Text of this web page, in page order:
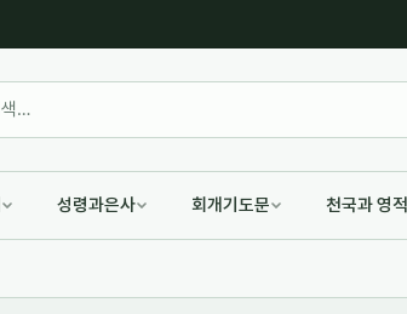
성령과은사 회개기도문 천국과 영